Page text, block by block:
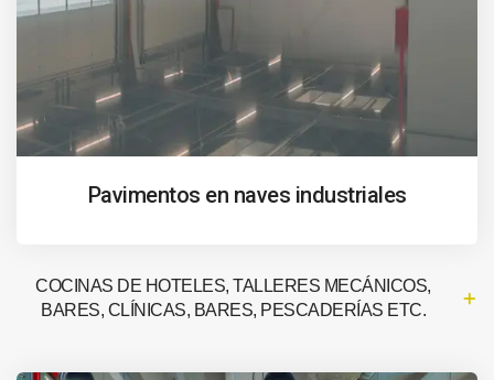
Pavimentos en naves industriales
COCINAS DE HOTELES, TALLERES MECÁNICOS,
BARES, CLÍNICAS, BARES, PESCADERÍAS ETC.